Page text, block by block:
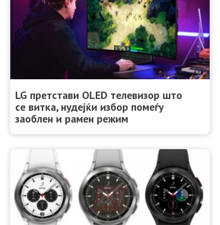
LG претстави OLED телевизор што
се витка, нудејќи избор помеѓу
заоблен и рамен режим